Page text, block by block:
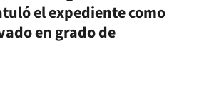
el expediente como
en grado de